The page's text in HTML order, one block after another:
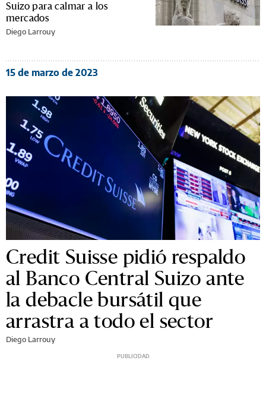
Suizo para calmar a los
mercados
Diego Larrouy
15 de marzo de 2023
Credit Suisse pidió respaldo
al Banco Central Suizo ante
la debacle bursátil que
arrastra a todo el sector
Diego Larrouy